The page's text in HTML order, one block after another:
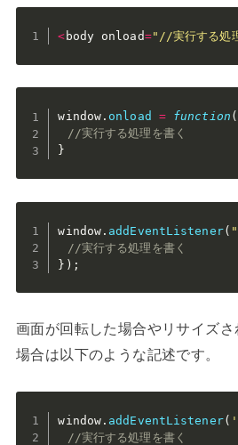
< body onload="//実行する処
window . onload = function (
//実行する処理を書く
}
window . addEventListener(
//実行する処理を書く
} ) ;
画面が回転した場合やリサイズ
場合は以下のような記述です。
window . addEventListener(
//実行する処理を書く